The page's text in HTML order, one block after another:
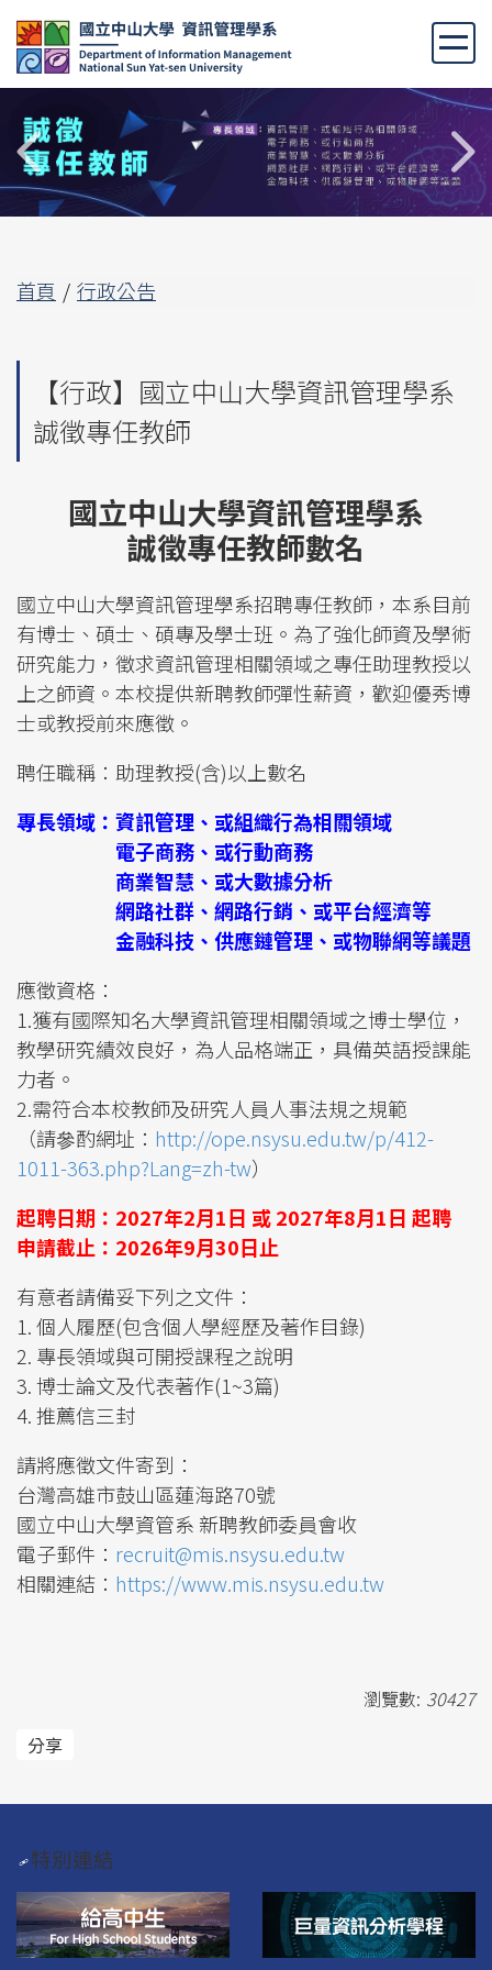
跳
到
主
要
內
容
區
首頁 行政公告
【行政】國立中山大學資訊管理學系
誠徵專任教師
國立中山大學資訊管理學系
誠徵專任教師數名
國立中山大學資訊管理學系招聘專任教師，本系目前
有博士、碩士、碩專及學士班。為了強化師資及學術
研究能力，徵求資訊管理相關領域之專任助理教授以
上之師資。本校提供新聘教師彈性薪資，歡迎優秀博
士或教授前來應徵。
聘任職稱：助理教授(含)以上數名
專長領域：資訊管理、或組織行為相關領域
電子商務、或行動商務
商業智慧、或大數據分析
網路社群、網路行銷、或平台經濟等
金融科技、供應鏈管理、或物聯網等議題
應徵資格：
1.獲有國際知名大學資訊管理相關領域之博士學位，
教學研究績效良好，為人品格端正，具備英語授課能
力者。
2.需符合本校教師及研究人員人事法規之規範
（請參酌網址： http://ope.nsysu.edu.tw/p/412-
1011-363.php?Lang=zh-tw）
起聘日期：2027年2月1日 或 2027年8月1日 起聘
申請截止：2026年9月30日止
有意者請備妥下列之文件：
1. 個人履歷(包含個人學經歷及著作目錄)
2. 專長領域與可開授課程之說明
3. 博士論文及代表著作(1~3篇)
4. 推薦信三封
請將應徵文件寄到：
台灣高雄市鼓山區蓮海路70號
國立中山大學資管系 新聘教師委員會收
電子郵件： recruit@mis.nsysu.edu.tw
相關連結： https://www.mis.nsysu.edu.tw
瀏覽數: 30427
分享
特別連結